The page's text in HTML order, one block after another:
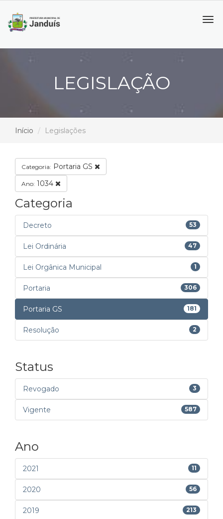
LEGISLAÇÃO
Início Legislações
Categoria: Portaria GS
Ano: 1034
Categoria
Decreto 53
Lei Ordinária 47
Lei Orgânica Municipal 1
Portaria 306
Portaria GS 181
Resolução 2
Status
Revogado 3
Vigente 587
Ano
2021 11
2020 56
2019 213